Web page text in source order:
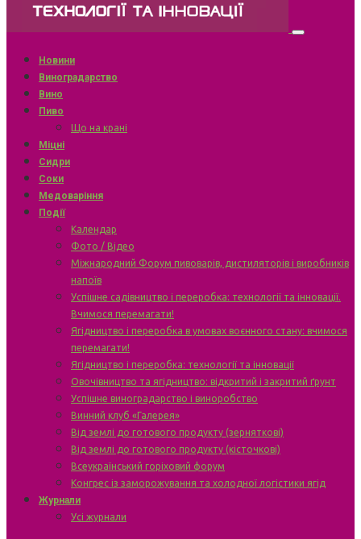
Новини
Виноградарство
Вино
Пиво
Що на крані
Міцні
Сидри
Соки
Медоваріння
Події
Календар
Фото / Відео
Міжнародний Форум пивоварів, дистиляторів і виробників
напоїв
Успішне садівництво і переробка: технології та інновації.
Вчимося перемагати!
Ягідництво і переробка в умовах воєнного стану: вчимося
перемагати!
Ягідництво і переробка: технології та інновації
Овочівництво та ягідництво: відкритий і закритий ґрунт
Успішне виноградарство і виноробство
Винний клуб «Галерея»
Від землі до готового продукту (зерняткові)
Від землі до готового продукту (кісточкові)
Всеукраїнський горіховий форум
Конгрес із заморожування та холодної логістики ягід
Журнали
Усі журнали